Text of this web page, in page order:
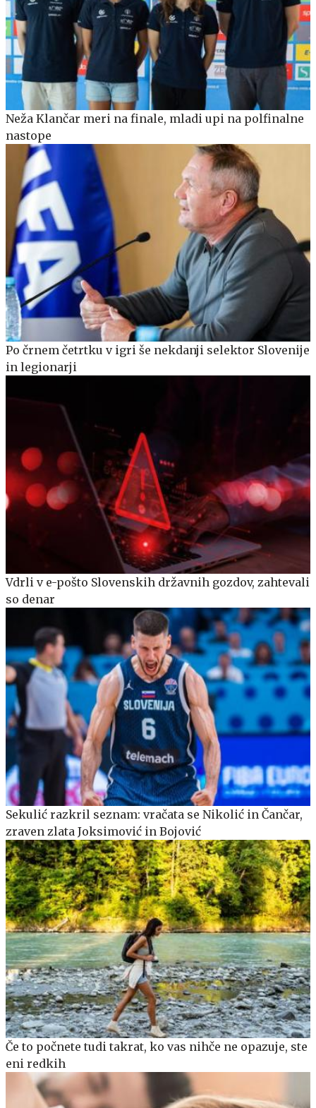
Neža Klančar meri na finale, mladi upi na polfinalne
nastope
Po črnem četrtku v igri še nekdanji selektor Slovenije
in legionarji
Vdrli v e-pošto Slovenskih državnih gozdov, zahtevali
so denar
Sekulić razkril seznam: vračata se Nikolić in Čančar,
zraven zlata Joksimović in Bojović
Če to počnete tudi takrat, ko vas nihče ne opazuje, ste
eni redkih